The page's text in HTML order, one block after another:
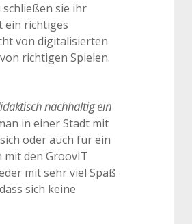
sie ihr
ein richtiges
von digitalisierten
richtigen Spielen.
nachhaltig ein
in einer Stadt mit
oder auch für ein
den GroovIT
mit sehr viel Spaß
sich keine